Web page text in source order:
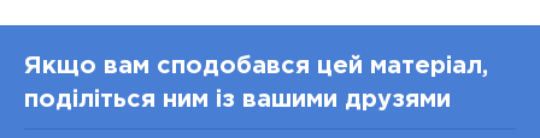
Якщо вам сподобався цей матеріал,
поділіться ним із вашими друзями